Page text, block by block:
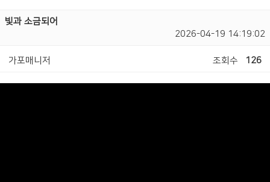
빛과 소금되어
2026-04-19 14:19:02
가포매니저 조회수 126